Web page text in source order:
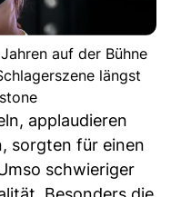
auf der Bühne
längst
applaudieren
sorgten für einen
schwieriger